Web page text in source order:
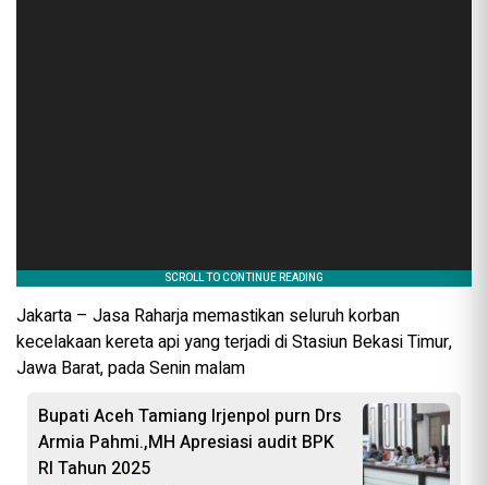
Jakarta – Jasa Raharja memastikan seluruh korban
kecelakaan kereta api yang terjadi di Stasiun Bekasi Timur,
Jawa Barat, pada Senin malam
Bupati Aceh Tamiang Irjenpol purn Drs
Armia Pahmi.,MH Apresiasi audit BPK
RI Tahun 2025